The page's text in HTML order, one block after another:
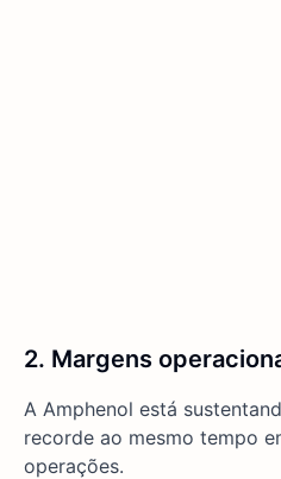
2. Margens
A Amphenol está
recorde ao mesmo tempo
operações.